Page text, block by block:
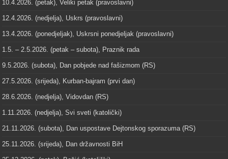
10.4.2026. (petak), Veliki petak (pravoslavni)
12.4.2026. (nedjelja), Uskrs (pravoslavni)
13.4.2026. (ponedjeljak), Uskrsni ponedjeljak (pravoslavni)
1.5. – 2.5.2026. (petak – subota), Praznik rada
9.5.2026. (subota), Dan pobjede nad fašizmom (RS)
27.5.2026. (srijeda), Kurban-bajram (prvi dan)
28.6.2026. (nedjelja), Vidovdan (RS)
1.11.2026. (nedjelja), Svi sveti (katolički)
21.11.2026. (subota), Dan uspostave Dejtonskog sporazuma (RS)
25.11.2026. (srijeda), Dan državnosti BiH